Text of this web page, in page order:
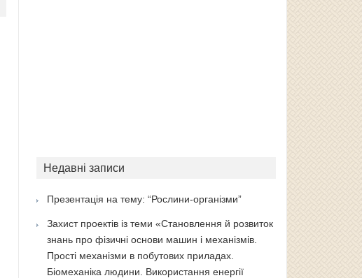
Недавні записи
Презентація на тему: “Рослини-організми”
Захист проектів із теми «Становлення й розвиток
знань про фізичні основи машин і механізмів.
Прості механізми в побутових приладах.
Біомеханіка людини. Використання енергії